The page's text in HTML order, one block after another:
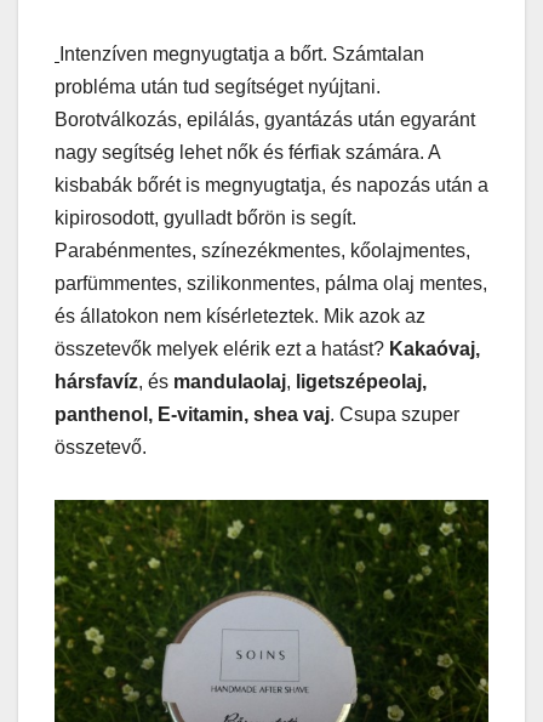
Intenzíven megnyugtatja a bőrt. Számtalan
probléma után tud segítséget nyújtani.
Borotválkozás, epilálás, gyantázás után egyaránt
nagy segítség lehet nők és férfiak számára. A
kisbabák bőrét is megnyugtatja, és napozás után a
kipirosodott, gyulladt bőrön is segít.
Parabénmentes, színezékmentes, kőolajmentes,
parfümmentes, szilikonmentes, pálma olaj mentes,
és állatokon nem kísérleteztek. Mik azok az
összetevők melyek elérik ezt a hatást? Kakaóvaj,
hársfavíz, és mandulaolaj, ligetszépeolaj,
panthenol, E-vitamin, shea vaj. Csupa szuper
összetevő.